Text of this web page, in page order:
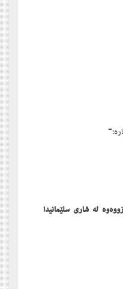
لە شاری سلێمانیدا